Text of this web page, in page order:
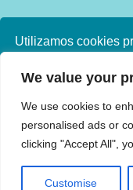
Utilizamos cookies
navegando,
política de cookies
privacidad
We value your
We use cookies to
personalised ads or
clicking "Accept All",
Customise